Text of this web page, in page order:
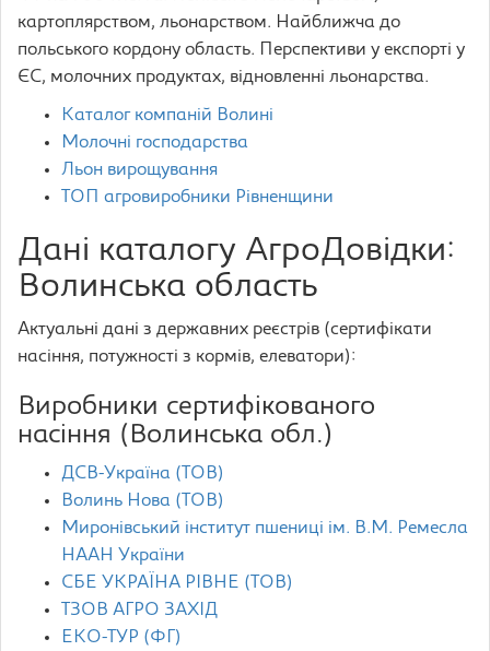
картоплярством, льонарством. Найближча до
польського кордону область. Перспективи у експорті у
ЄС, молочних продуктах, відновленні льонарства.
Каталог компаній Волині
Молочні господарства
Льон вирощування
ТОП агровиробники Рівненщини
Дані каталогу АгроДовідки:
Волинська область
Актуальні дані з державних реєстрів (сертифікати
насіння, потужності з кормів, елеватори):
Виробники сертифікованого
насіння (Волинська обл.)
ДСВ-Україна (ТОВ)
Волинь Нова (ТОВ)
Миронівський інститут пшениці ім. В.М. Ремесла
НААН України
СБЕ УКРАЇНА РІВНЕ (ТОВ)
ТЗОВ АГРО ЗАХІД
ЕКО-ТУР (ФГ)